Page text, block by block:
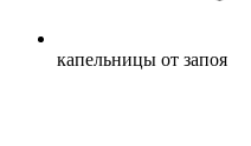
капельницы от запоя